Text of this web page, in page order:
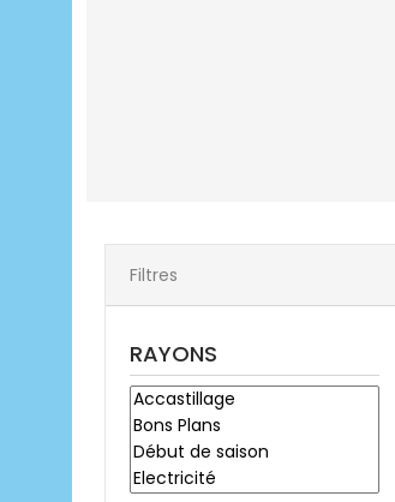
Filtres
RAYONS